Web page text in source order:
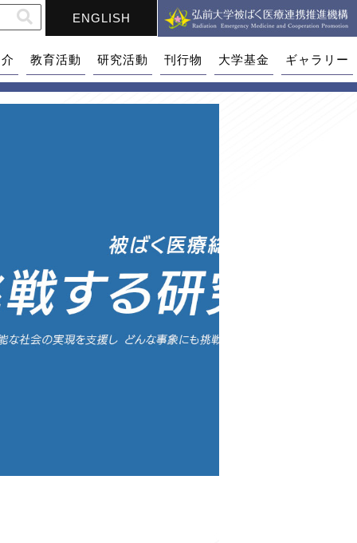
ENGLISH
教育活動 研究活動 刊行物 大学基金 ギャラリー